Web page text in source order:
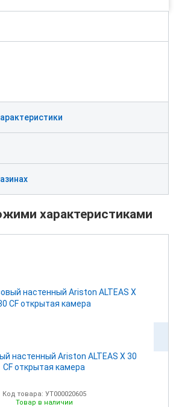
характеристиками
настенный Ariston ALTEAS Х 30
CF открытая камера
Код товара: УТ000020605
Товар в наличии